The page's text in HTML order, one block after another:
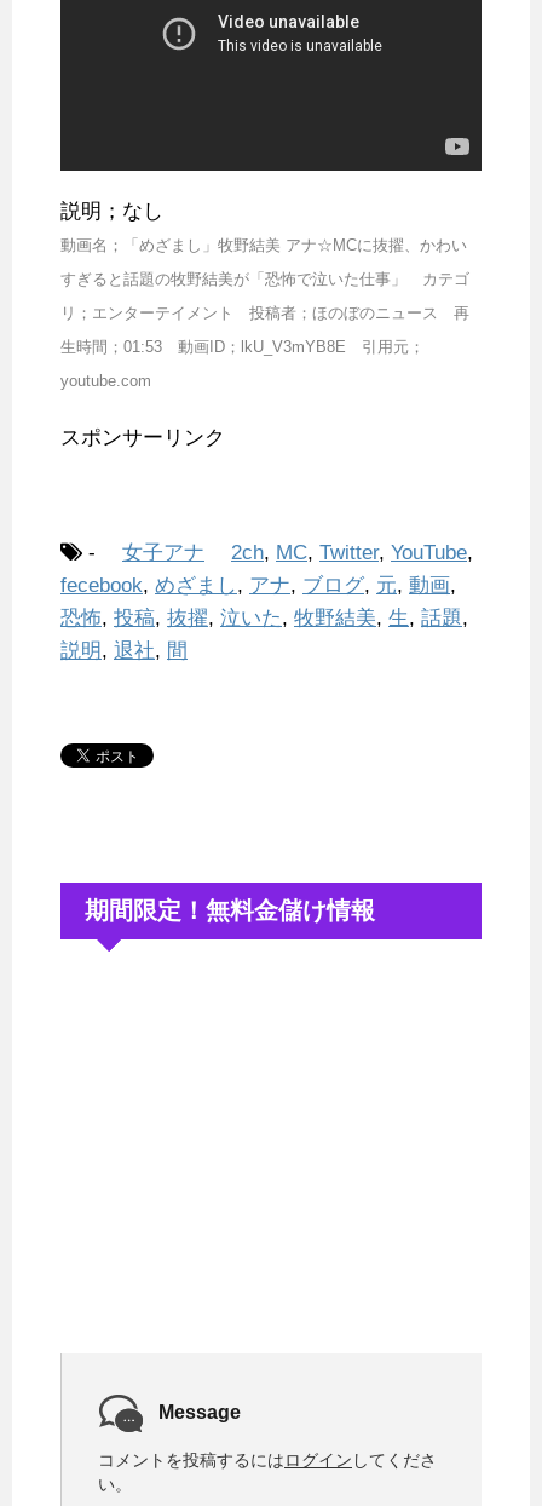
説明；なし
動画名；「めざまし」牧野結美 アナ☆MCに抜擢、かわい
すぎると話題の牧野結美が「恐怖で泣いた仕事」 カテゴ
リ；エンターテイメント 投稿者；ほのぼのニュース 再
生時間；01:53 動画ID；lkU_V3mYB8E 引用元；
youtube.com
スポンサーリンク
- 女子アナ 2ch, MC, Twitter, YouTube,
fecebook, めざまし, アナ, ブログ, 元, 動画,
恐怖, 投稿, 抜擢, 泣いた, 牧野結美, 生, 話題,
説明 , 退社, 間
期間限定！無料金儲け情報
Message
コメントを投稿するにはログイン してくださ
い。